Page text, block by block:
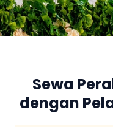
Sewa
dengan